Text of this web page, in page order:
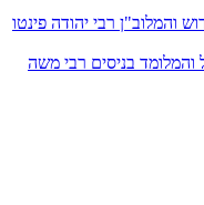
והמלוב"ן רבי יהודה פינטו
בניסים רבי משה